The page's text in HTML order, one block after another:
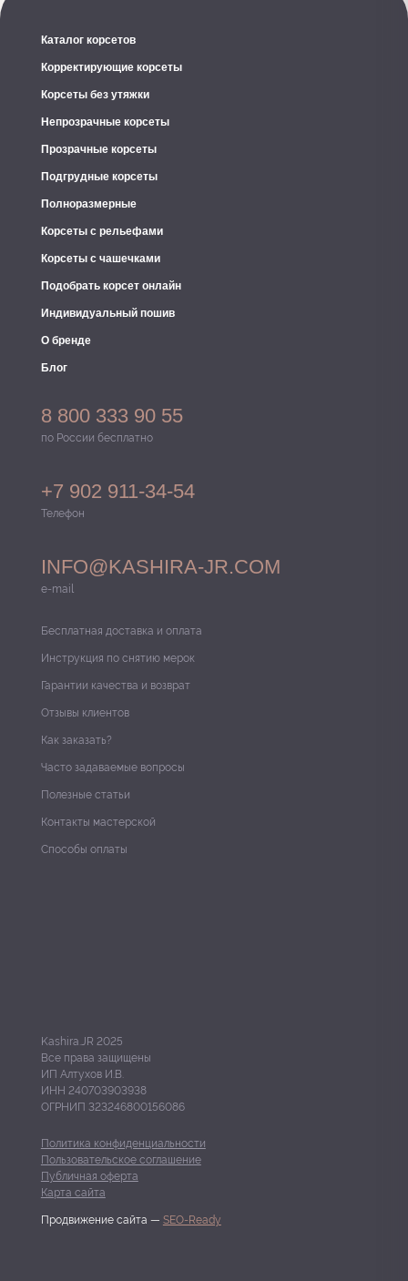
Каталог корсетов
Корректирующие корсеты
Корсеты без утяжки
Непрозрачные корсеты
Прозрачные корсеты
Подгрудные корсеты
Полноразмерные
Корсеты с рельефами
Корсеты с чашечками
Подобрать корсет онлайн
Индивидуальный пошив
О бренде
Блог
8 800 333 90 55
по России бесплатно
+7 902 911-34-54
Телефон
INFO@KASHIRA-JR.COM
e-mail
Бесплатная доставка и оплата
Инструкция по снятию мерок
Гарантии качества и возврат
Отзывы клиентов
Как заказать?
Часто задаваемые вопросы
Полезные статьи
Контакты мастерской
Способы оплаты
Kashira.JR 2025
Все права защищены
ИП Алтухов И.В.
ИНН 240703903938
ОГРНИП 323246800156086
Политика конфиденциальности
Пользовательское соглашение
Публичная оферта
Карта сайта
Продвижение сайта — SEO-Ready